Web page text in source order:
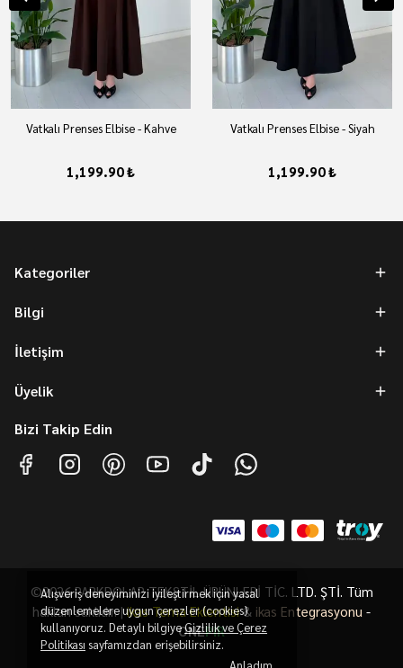
Alışveriş deneyiminizi iyileştirmek için yasal
düzenlemelere uygun çerezler (cookies)
kullanıyoruz. Detaylı bilgiyeGizlilik ve Çerez
Politikası sayfamızdan erişebilirsiniz.
Anladım
Vatkalı Prenses Elbise - Kahve
1,199.90 ₺
Vatkalı Prenses Elbise - Siyah
1,199.90 ₺
Kategoriler
Bilgi
İletişim
Üyelik
Bizi Takip Edin
©2026 PARKDOLAP TEKSTİL ÜRÜNLERİ TİC. LTD. ŞTİ. Tüm
hakları saklıdır. |ikas Tema Eklentisi& ikas Entegrasyonu -
ONEPiR